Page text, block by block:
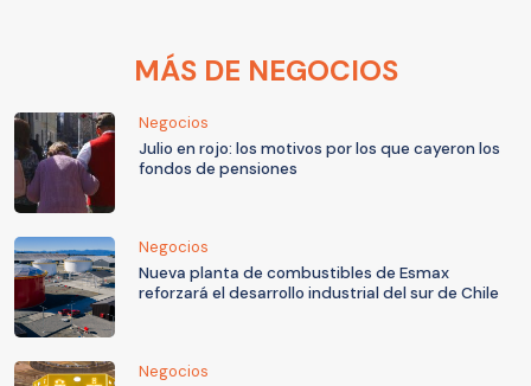
MÁS DE NEGOCIOS
Negocios
Julio en rojo: los motivos por los que cayeron los
fondos de pensiones
Negocios
Nueva planta de combustibles de Esmax
reforzará el desarrollo industrial del sur de Chile
Negocios